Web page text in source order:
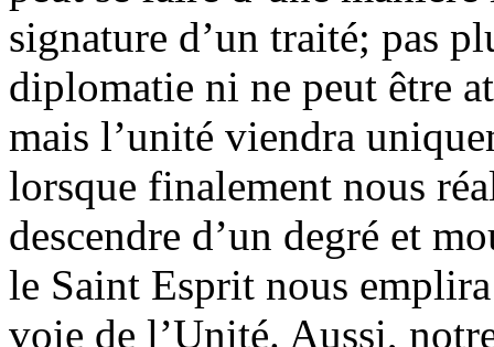
signature d’un traité; pas
diplomatie ni ne peut être
mais l’unité viendra
lorsque finalement nous
descendre d’un degré et
le Saint Esprit nous
voie de l’Unité. Aussi,